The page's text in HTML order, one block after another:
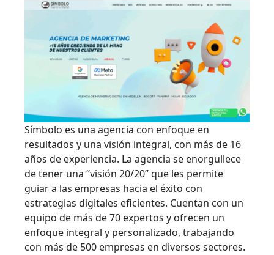
Símbolo es una agencia con enfoque en
resultados y una visión integral, con más de 16
años de experiencia. La agencia se enorgullece
de tener una “visión 20/20” que les permite
guiar a las empresas hacia el éxito con
estrategias digitales eficientes. Cuentan con un
equipo de más de 70 expertos y ofrecen un
enfoque integral y personalizado, trabajando
con más de 500 empresas en diversos sectores.